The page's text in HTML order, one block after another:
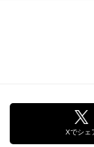
Xでシェ